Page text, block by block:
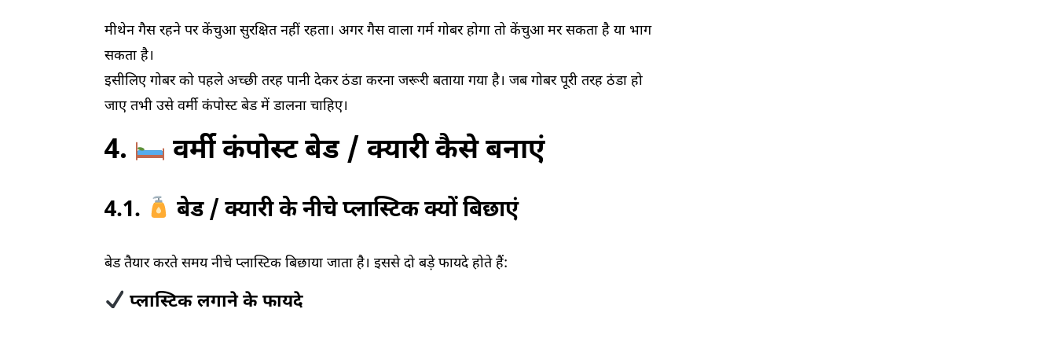
मीथेन गैस रहने पर केंचुआ सुरक्षित नहीं रहता। अगर गैस वाला गर्म गोबर होगा तो केंचुआ मर सकता है या भाग
सकता है।
इसीलिए गोबर को पहले अच्छी तरह पानी देकर ठंडा करना जरूरी बताया गया है। जब गोबर पूरी तरह ठंडा हो
जाए तभी उसे वर्मी कंपोस्ट बेड में डालना चाहिए।
4. वर्मी कंपोस्ट बेड / क्यारी कैसे बनाएं
4.1. बेड / क्यारी के नीचे प्लास्टिक क्यों बिछाएं
बेड तैयार करते समय नीचे प्लास्टिक बिछाया जाता है। इससे दो बड़े फायदे होते हैं:
प्लास्टिक लगाने के फायदे